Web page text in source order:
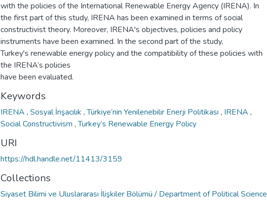
with the policies of the International Renewable Energy Agency (IRENA). In
the first part of this study, IRENA has been examined in terms of social
constructivist theory. Moreover, IRENA's objectives, policies and policy
instruments have been examined. In the second part of the study,
Turkey's renewable energy policy and the compatibility of these policies with
the IRENA’s policies
have been evaluated.
Keywords
IRENA , Sosyal İnşacılık ,Türkiye’nin Yenilenebilir Enerji Politikası , IRENA ,
Social Constructivism ,Turkey’s Renewable Energy Policy
URI
https://hdl.handle.net/11413/3159
Collections
Siyaset Bilimi ve Uluslararası İlişkiler Bölümü / Department of Political Science